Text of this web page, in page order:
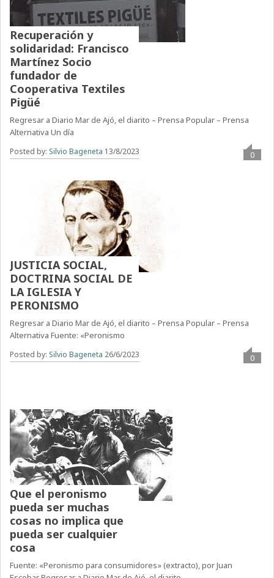
Recuperación y
solidaridad: Francisco
Martínez Socio
fundador de
Cooperativa Textiles
Pigüé
Regresar a Diario Mar de Ajó, el diarito – Prensa Popular – Prensa
Alternativa Un día
Posted by: Silvio Bageneta 13/8/2023 0
JUSTICIA SOCIAL,
DOCTRINA SOCIAL DE
LA IGLESIA Y
PERONISMO
Regresar a Diario Mar de Ajó, el diarito – Prensa Popular – Prensa
Alternativa Fuente: «Peronismo
Posted by: Silvio Bageneta 26/6/2023 0
Que el peronismo
pueda ser muchas
cosas no implica que
pueda ser cualquier
cosa
Fuente: «Peronismo para consumidores» (extracto), por Juan